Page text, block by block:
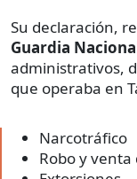
Su declaración,
Guardia
administrativos,
que operaba en
Narcotráfico
Robo y venta